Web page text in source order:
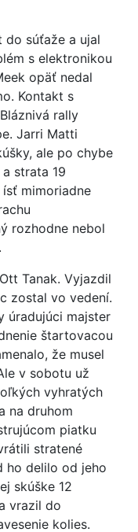
do súťaže a ujal
s elektronikou
opäť nedal
Kontakt s
rally
Jarri Matti
ale po chybe
strata 19
ísť mimoriadne
rozhodne nebol
Tanak. Vyjazdil
zostal vo vedení.
úradujúci majster
štartovacou
že musel
v sobotu už
vyhratých
na druhom
piatku
stratené
ho delilo od jeho
skúške 12
vrazil do
kolies.